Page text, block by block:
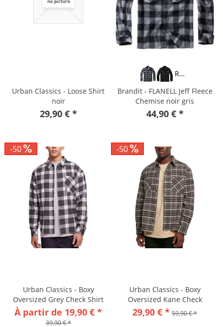
Urban Classics - Loose Shirt
noir
29,90 € *
Rouge
Brandit - FLANELL Jeff Fleece
Chemise noir gris
44,90 € *
-50
Urban Classics - Boxy
Oversized Grey Check Shirt
À partir de 19,90 € *
39,90 € *
-50
Urban Classics - Boxy
Oversized Kane Check
Chemise
29,90 € * 59,90 € *